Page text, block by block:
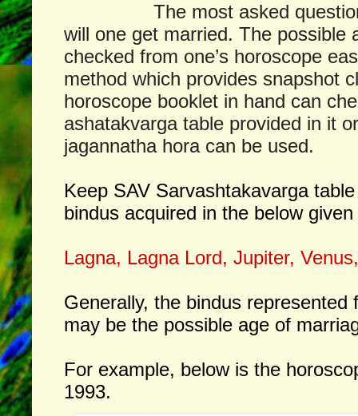
The most asked
will one get married. The possible
checked from one’s horoscope
method which provides snapshot
horoscope booklet in hand can
ashatakvarga table provided in it
jagannatha hora can be used.
Keep SAV Sarvashtakavarga
bindus acquired in the below
Lagna, Lagna Lord, Jupiter,
Generally, the bindus represented
may be the possible age of
For example, below is the
1993.